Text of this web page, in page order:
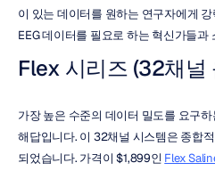
이 있는 데이터를 원하는 연구자에게
EEG 데이터를 필요로 하는 혁신가들
Flex 시리즈 (32채널
가장 높은 수준의 데이터 밀도를 요구
해답입니다. 이 32채널 시스템은 종합
되었습니다. 가격이 $1,899인 Flex